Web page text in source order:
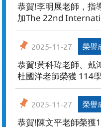
恭賀!李明展老師，指
加The 22nd
Automation
2025) 2025 自動化科
自動化學門成果發表
作。
2025-11-27 榮譽
恭賀!黃科瑋老師、戴
杜國洋老師榮獲 114
才。
2025-11-27 榮譽
恭賀!陳文平老師榮獲